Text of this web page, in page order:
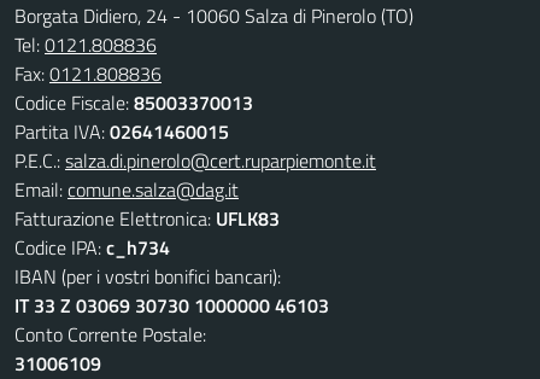
Borgata Didiero, 24 - 10060 Salza di Pinerolo (TO)
Tel:0121.808836
Fax:0121.808836
Codice Fiscale:85003370013
Partita IVA:02641460015
P.E.C.:salza.di.pinerolo@cert.ruparpiemonte.it
Email:comune.salza@dag.it
Fatturazione Elettronica: UFLK83
Codice IPA:c_h734
IBAN (per i vostri bonifici bancari):
IT 33 Z 03069 30730 1000000 46103
Conto Corrente Postale:
31006109